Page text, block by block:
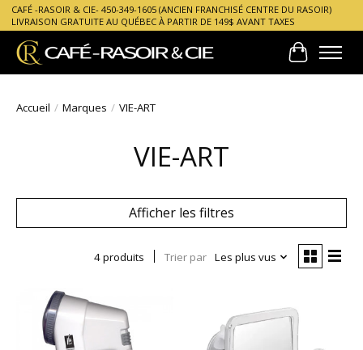
CAFÉ -RASOIR & CIE- 450-349-1605 (ANCIEN FRANCHISÉ CENTRE DU RASOIR)
LIVRAISON GRATUITE AU QUÉBEC À PARTIR DE 149$ AVANT TAXES
Panier
Accueil / Marques / VIE-ART
VIE-ART
Afficher les filtres
4 produits Trier par Les plus vus